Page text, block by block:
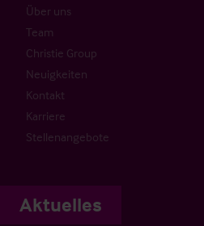
Über uns
Team
Christie Group
Neuigkeiten
Kontakt
Karriere
Stellenangebote
Aktuelles